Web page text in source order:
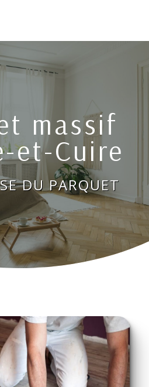
massif
et-Cuire
DU PARQUET